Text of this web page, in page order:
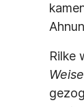
Rilke